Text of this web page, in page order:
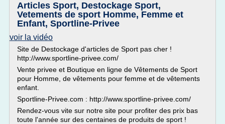
Articles Sport, Destockage Sport,
Vetements de sport Homme, Femme et
Enfant, Sportline-Privee
voir la vidéo
Site de Destockage d'articles de Sport pas cher !
http://www.sportline-privee.com/
Vente privee et Boutique en ligne de Vêtements de Sport
pour Homme, de vêtements pour femme et de vêtements
enfant.
Sportline-Privee.com : http://www.sportline-privee.com/
Rendez-vous vite sur notre site pour profiter des prix bas
toute l'année sur des centaines de produits de sport !